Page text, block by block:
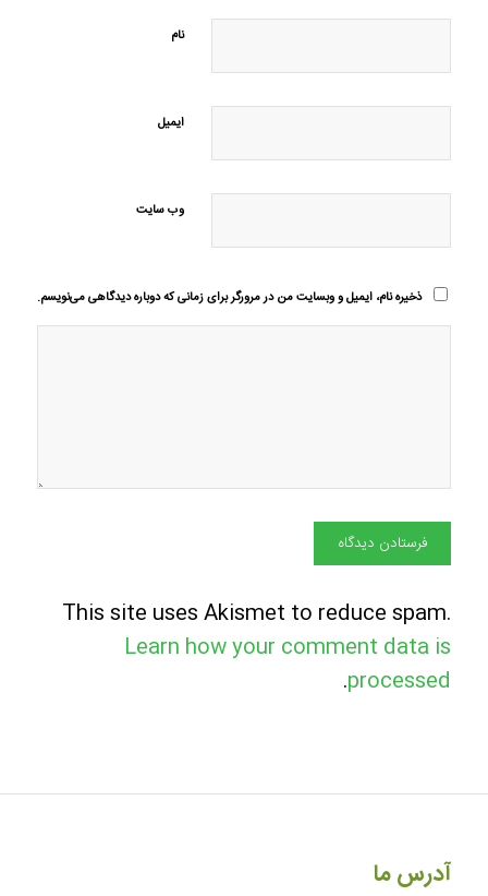
نام
ایمیل
وب‌ سایت
ذخیره نام، ایمیل و وبسایت من در مرورگر برای زمانی که دوباره دیدگاهی می‌نویسم.
This site uses Akismet to reduce spam.
Learn how your comment data is
processed
.
آدرس ما